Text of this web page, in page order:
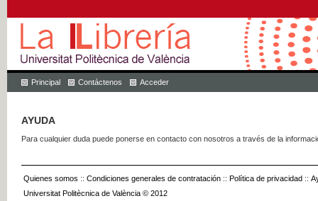
Principal Contáctenos Acceder
AYUDA
Para cualquier duda puede ponerse en contacto con nosotros a través de la
Quienes somos :: Condiciones generales de contratación :: Política de privacidad ::
Universitat Politècnica de València © 2012